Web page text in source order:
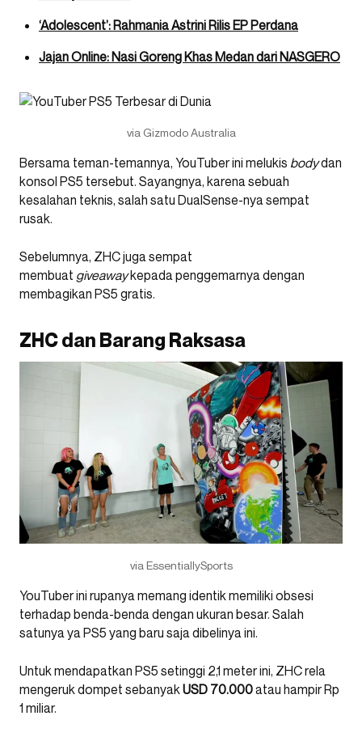
‘Adolescent’: Rahmania Astrini Rilis EP Perdana
Jajan Online: Nasi Goreng Khas Medan dari NASGERO
via Gizmodo Australia
Bersama teman-temannya, YouTuber ini melukis bodydan
konsol PS5 tersebut. Sayangnya, karena sebuah
kesalahan teknis, salah satu DualSense-nya sempat
rusak.
Sebelumnya, ZHC juga sempat
membuat giveawaykepada penggemarnya dengan
membagikan PS5 gratis.
ZHC dan Barang Raksasa
via EssentiallySports
YouTuber ini rupanya memang identik memiliki obsesi
terhadap benda-benda dengan ukuran besar. Salah
satunya ya PS5 yang baru saja dibelinya ini.
Untuk mendapatkan PS5 setinggi 2,1 meter ini, ZHC rela
mengeruk dompet sebanyak USD 70.000atau hampir Rp
1 miliar.